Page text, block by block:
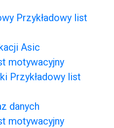
Przykładowy list
Asic
motywacyjny
Przykładowy list
danych
motywacyjny